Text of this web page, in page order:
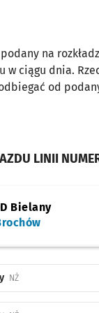
LINII
Bielany
NŻPrzystanek na
na
w ciągu dnia.
od